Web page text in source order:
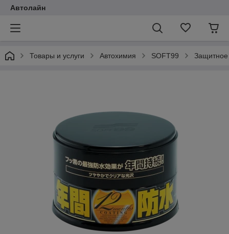
Автолайн
Товары и услуги Автохимия SOFT99 Защитное